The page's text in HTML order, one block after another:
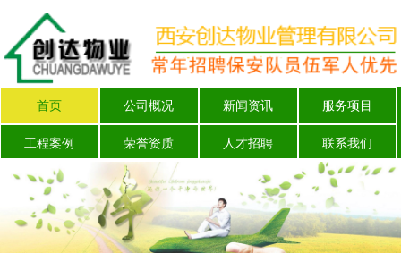
首页 公司概况 新闻资讯 服务项目
工程案例 荣誉资质 人才招聘 联系我们